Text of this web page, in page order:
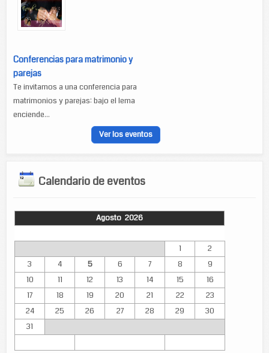
Conferencias para matrimonio y
parejas
Te invitamos a una conferencia para
matrimonios y parejas: bajo el lema
enciende...
Ver los eventos
Calendario de eventos
Agosto 2026
1
2
3
4 5 6 7 8
9
10
11 12 13 14 15
16
17
18 19 20 21 22
23
24
25 26 27 28 29
30
31